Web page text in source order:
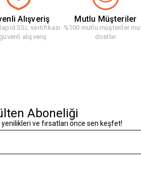
Alışveriş
SSL sertifikası
alışveriş
Mutlu Müşteriler
%100 mutlu müşteriler
dostlar
Aboneliği
ve fırsatları önce sen keşfet!